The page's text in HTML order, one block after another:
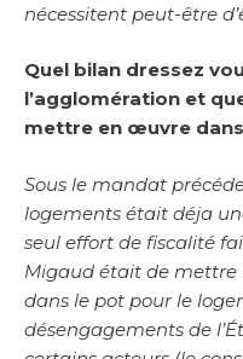
nécessitent peut-être
Quel bilan dressez
l’agglomération et
mettre en œuvre
Sous le mandat
logements était déja
seul effort de fiscalité
Migaud était de mettre
dans le pot pour le
désengagements de